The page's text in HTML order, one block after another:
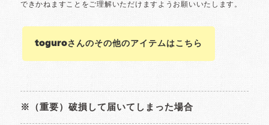
toguroさんのその他のアイテムはこちら
※（重要）破損して届いてしまった場合